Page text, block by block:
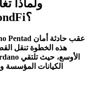
EMURGO بعد حادثة SecondFi؟
الكيانات المؤسسة